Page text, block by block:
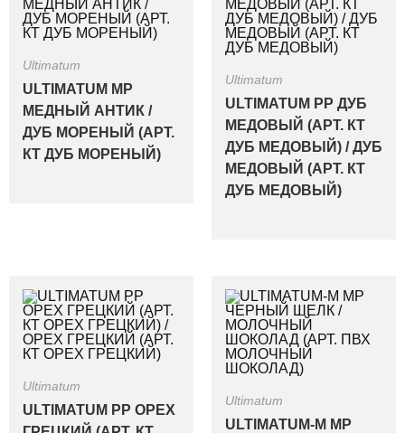
Ultimatum
ULTIMATUM MP
МЕДНЫЙ АНТИК /
ДУБ МОРЕНЫЙ (АРТ.
КТ ДУБ МОРЕНЫЙ)
Ultimatum
ULTIMATUM PP ДУБ
МЕДОВЫЙ (АРТ. КТ
ДУБ МЕДОВЫЙ) / ДУБ
МЕДОВЫЙ (АРТ. КТ
ДУБ МЕДОВЫЙ)
Ultimatum
ULTIMATUM PP ОРЕХ
Ultimatum
ULTIMATUM-M MP